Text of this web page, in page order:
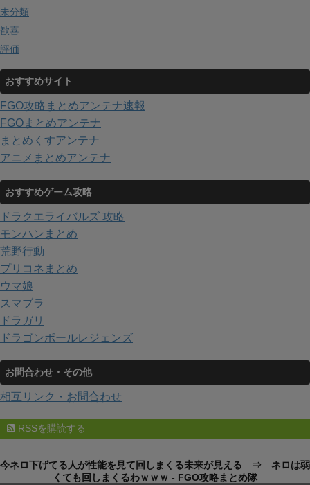
未分類
歓喜
評価
おすすめサイト
FGO攻略まとめアンテナ速報
FGOまとめアンテナ
まとめくすアンテナ
アニメまとめアンテナ
おすすめゲーム攻略
ドラクエライバルズ 攻略
モンハンまとめ
荒野行動
プリコネまとめ
ウマ娘
スマブラ
ドラガリ
ドラゴンボールレジェンズ
お問合わせ・その他
相互リンク・お問合わせ
RSSを購読する
今ネロ下げてる人が性能を見て回しまくる未来が見える ⇒ ネロは弱
くても回しまくるわｗｗｗ - FGO攻略まとめ隊